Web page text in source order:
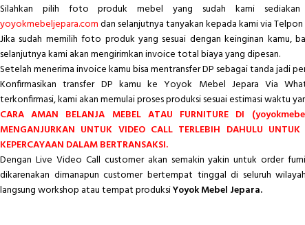
Silahkan pilih foto produk mebel yang sudah kami
yoyokmebeljepara.comdan selanjutnya tanyakan kepada kami via
Jika sudah memilih foto produk yang sesuai dengan keinginan kamu,
selanjutnya kami akan mengirimkan invoice total biaya yang dipesan.
Setelah menerima invoice kamu bisa mentransfer DP sebagai tanda jadi
Konfirmasikan transfer DP kamu ke Yoyok Mebel Jepara Via
terkonfirmasi, kami akan memulai proses produksi sesuai estimasi waktu
CARA AMAN BELANJA MEBEL ATAU FURNITURE DI
MENGANJURKAN UNTUK VIDEO CALL TERLEBIH DAHULU
KEPERCAYAAN DALAM BERTRANSAKSI.
Dengan Live Video Call customer akan semakin yakin untuk order
dikarenakan dimanapun customer bertempat tinggal di seluruh
langsung workshop atau tempat produksiYoyok Mebel Jepara.